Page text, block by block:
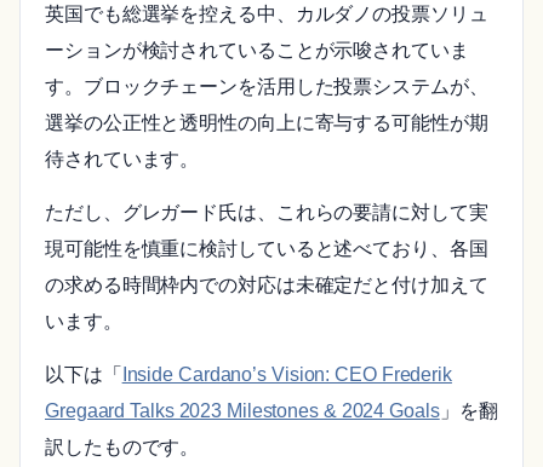
英国でも総選挙を控える中、カルダノの投票ソリュ
ーションが検討されていることが示唆されていま
す。ブロックチェーンを活用した投票システムが、
選挙の公正性と透明性の向上に寄与する可能性が期
待されています。
ただし、グレガード氏は、これらの要請に対して実
現可能性を慎重に検討していると述べており、各国
の求める時間枠内での対応は未確定だと付け加えて
います。
以下は「
Inside Cardano’s Vision: CEO Frederik
Gregaard Talks 2023 Milestones & 2024 Goals」を翻
訳したものです。